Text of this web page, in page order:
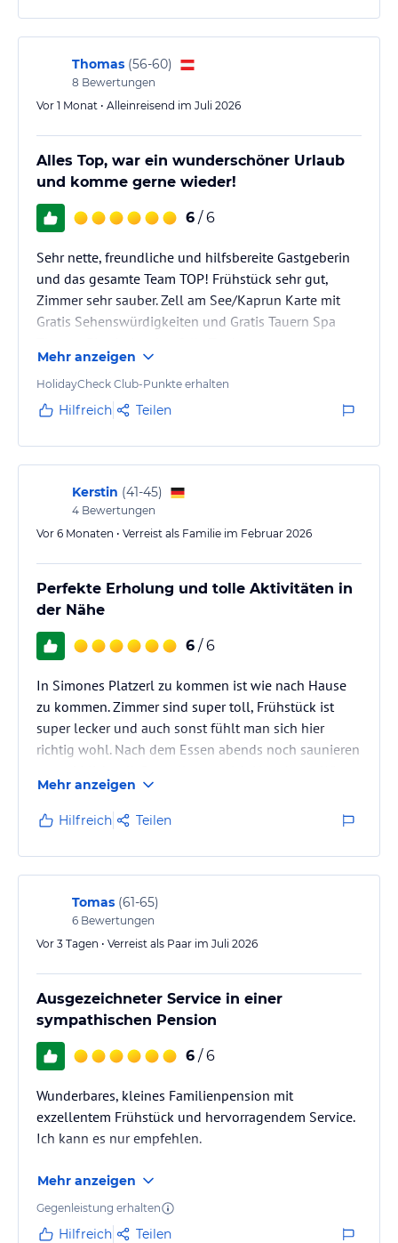
Unsere Kellerbar steht Selbstversorgern gerne zur Verfügung
ebenso ein Spielraum für Kinder.
E-Bikes können im eigenen E-Bikeraum verstaut werden.
Sonstige Einrichtungen und Services
Therme, kostenlose Nutzung aller inkludierten Leistungen mit der
Zell am See-Kaprun Karte, Auf Ihren Wunsch organisieren wir
vegetarische, vegane und glutenfreie Produkte.
Skipass-Verkauf direkt an der Reception, Tipps und Empfehlungen
für Ausflüge, Restaurantbesuche, Schlechtwetterprogramm,
Familienwanderungen etc.
Hoteliers-/Veranstalter-/Kataloginformationen. Alle Angaben
ohne Gewähr und ohne Prüfung durch HolidayCheck. Bitte
lies vor der Buchung die verbindlichen Angebotsdetailsdes
Thomas (56-60)
8 Bewertungen
Vor 1 Monat • Alleinreisend im Juli 2026
Alles Top, war ein wunderschöner Urlaub
und komme gerne wieder!
6 / 6
Sehr nette, freundliche und hilfsbereite Gastgeberin
und das gesamte Team TOP! Frühstück sehr gut,
Zimmer sehr sauber. Zell am See/Kaprun Karte mit
Gratis Sehenswürdigkeiten und Gratis Tauern Spa
Mehr anzeigen
HolidayCheck Club-Punkte erhalten
Hilfreich Teilen
Kerstin (41-45)
4 Bewertungen
Vor 6 Monaten • Verreist als Familie im Februar 2026
Perfekte Erholung und tolle Aktivitäten in
der Nähe
6 / 6
In Simones Platzerl zu kommen ist wie nach Hause
zu kommen. Zimmer sind super toll, Frühstück ist
super lecker und auch sonst fühlt man sich hier
richtig wohl. Nach dem Essen abends noch saunieren
kommen gerne wieder.
Mehr anzeigen
Hilfreich Teilen
Tomas (61-65)
6 Bewertungen
Vor 3 Tagen • Verreist als Paar im Juli 2026
Ausgezeichneter Service in einer
sympathischen Pension
6 / 6
Wunderbares, kleines Familienpension mit
exzellentem Frühstück und hervorragendem Service.
Ich kann es nur empfehlen.
Mehr anzeigen
Gegenleistung erhalten
Hilfreich Teilen